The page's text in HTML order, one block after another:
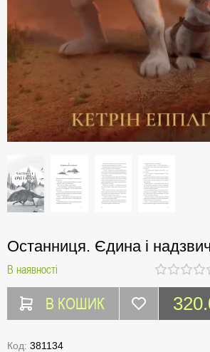
Останниця. Єдина і
В наявності
В КОШИК
Код: 381134